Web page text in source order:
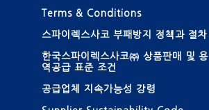
Terms & Conditions
스파이렉스사코 부패방지 정책과 절차
한국스파이렉스사코㈜ 상품판매 및 용
역공급 표준 조건
공급업체 지속가능성 강령